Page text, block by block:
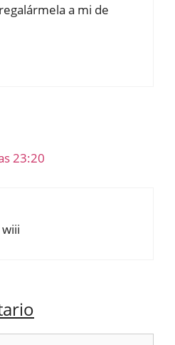
a mi de
23:20